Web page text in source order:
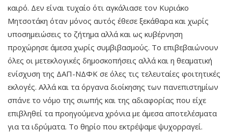
καιρό. Δεν είναι τυχαίο ότι αγκάλιασε τον Κυριάκο
Μητσοτάκη όταν μόνος αυτός έθεσε ξεκάθαρα και χωρίς
υποσημειώσεις το ζήτημα αλλά και ως κυβέρνηση
προχώρησε άμεσα χωρίς συμβιβασμούς. Το επιβεβαιώνουν
όλες οι μετεκλογικές δημοσκοπήσεις αλλά και η θεαματική
ενίσχυση της ΔΑΠ-ΝΔΦΚ σε όλες τις τελευταίες φοιτητικές
εκλογές. Αλλά και τα όργανα διοίκησης των πανεπιστημίων
σπάνε το νόμο της σιωπής και της αδιαφορίας που είχε
επιβληθεί τα προηγούμενα χρόνια με άμεσα αποτελέσματα
για τα ιδρύματα. Το θηρίο που εκτρέψαμε ψυχορραγεί.